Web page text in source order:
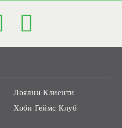
Лоялни Клиенти
Хоби Геймс Клуб